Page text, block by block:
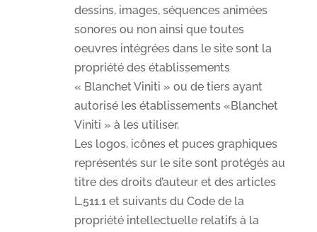
dessins, images, séquences animées
sonores ou non ainsi que toutes
oeuvres intégrées dans le site sont la
propriété des établissements
« Blanchet Viniti » ou de tiers ayant
autorisé les établissements «Blanchet
Viniti » à les utiliser.
Les logos, icônes et puces graphiques
représentés sur le site sont protégés au
titre des droits d’auteur et des articles
L.511.1 et suivants du Code de la
propriété intellectuelle relatifs à la